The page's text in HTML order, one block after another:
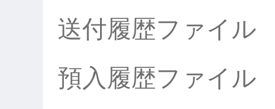
送付履歴ファイル
預入履歴ファイル